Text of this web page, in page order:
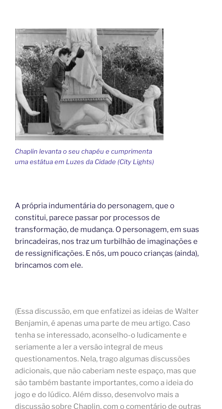
Chaplin levanta o seu chapéu e cumprimenta
uma estátua em Luzes da Cidade (City Lights)
A própria indumentária do personagem, que o
constitui, parece passar por processos de
transformação, de mudança. O personagem, em suas
brincadeiras, nos traz um turbilhão de imaginações e
de ressignificações. E nós, um pouco crianças (ainda),
brincamos com ele.
(Essa discussão, em que enfatizei as ideias de Walter
Benjamin, é apenas uma parte de meu artigo. Caso
tenha se interessado, aconselho-o ludicamente e
seriamente a ler a versão integral de meus
questionamentos. Nela, trago algumas discussões
adicionais, que não caberiam neste espaço, mas que
são também bastante importantes, como a ideia do
jogo e do lúdico. Além disso, desenvolvo mais a
discussão sobre Chaplin, com o comentário de outras